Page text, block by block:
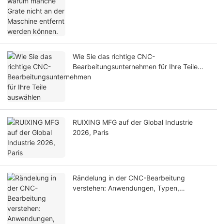
Wie Sie das richtige CNC-
Bearbeitungsunternehmen für Ihre Teile
auswählen
RUIXING MFG auf der Global Industrie
2026, Paris
Rändelung in der CNC-Bearbeitung
verstehen: Anwendungen, Typen,